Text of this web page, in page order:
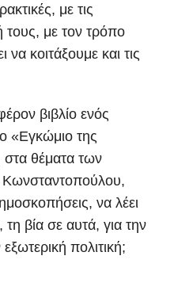
με τις
τους, με τον τρόπο
κοιτάξουμε και τις
βιβλίο ενός
«Εγκώμιο της
στα θέματα των
Κωνσταντοπούλου,
να λέει
τη βία σε αυτά, για την
πολιτική;